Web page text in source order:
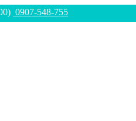
0907-548-755